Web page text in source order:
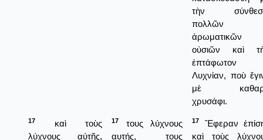
τὴν
πολλῶν
ἀρωματικῶν
οὐσιῶν καὶ
ἑπτάφωτον
Λυχνίαν, ποὺ
μὲ
χρυσάφι.
17
καὶ τοὺς
λύχνους αὐτῆς,
17
τους λύχνους
αυτής, τους
17
Ἔφεραν
καὶ τοὺς